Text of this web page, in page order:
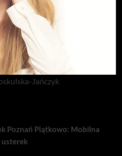
Jańczyk
Poznań Piątkowo: Mobilna
usterek